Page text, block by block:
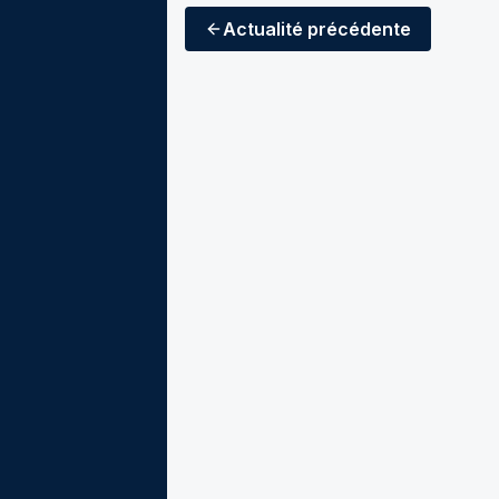
Actualité précédente